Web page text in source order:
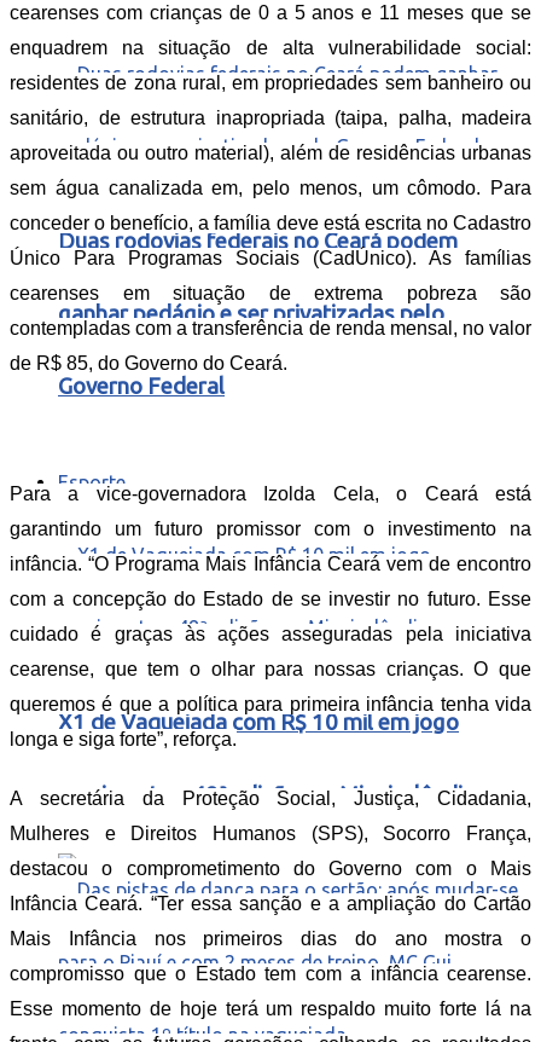
Duas rodovias federais no Ceará podem
ganhar pedágio e ser privatizadas pelo
Governo Federal
Esporte
X1 de Vaquejada com R$ 10 mil em jogo
movimenta a 48ª edição em Mineirolândia
cearenses com crianças de 0 a 5 anos e 11 meses que se
enquadrem na situação de alta vulnerabilidade social:
residentes de zona rural, em propriedades sem banheiro ou
sanitário, de estrutura inapropriada (taipa, palha, madeira
aproveitada ou outro material), além de residências urbanas
sem água canalizada em, pelo menos, um cômodo. Para
conceder o benefício, a família deve está escrita no Cadastro
Único Para Programas Sociais (CadÚnico). As famílias
cearenses em situação de extrema pobreza são
contempladas com a transferência de renda mensal, no valor
de R$ 85, do Governo do Ceará.
Para a vice-governadora Izolda Cela, o Ceará está
garantindo um futuro promissor com o investimento na
infância. “O Programa Mais Infância Ceará vem de encontro
com a concepção do Estado de se investir no futuro. Esse
cuidado é graças às ações asseguradas pela iniciativa
cearense, que tem o olhar para nossas crianças. O que
queremos é que a política para primeira infância tenha vida
longa e siga forte”, reforça.
A secretária da Proteção Social, Justiça, Cidadania,
Mulheres e Direitos Humanos (SPS), Socorro França,
destacou o comprometimento do Governo com o Mais
Infância Ceará. “Ter essa sanção e a ampliação do Cartão
Mais Infância nos primeiros dias do ano mostra o
compromisso que o Estado tem com a infância cearense.
Esse momento de hoje terá um respaldo muito forte lá na